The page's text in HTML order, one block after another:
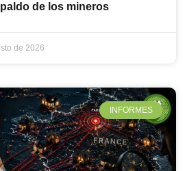
de los mineros
de 2026
INFORMES